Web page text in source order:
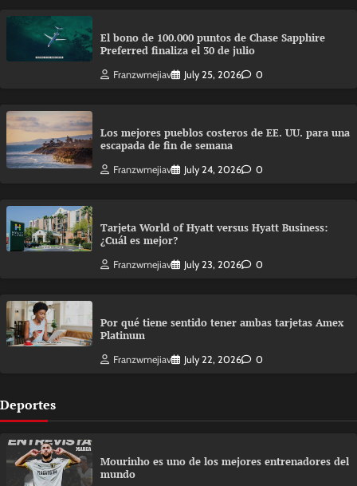
El bono de 100.000 puntos de Chase Sapphire
Preferred finaliza el 30 de julio
Franzwmejiav July 25, 2026 0
Los mejores pueblos costeros de EE. UU. para una
escapada de fin de semana
Franzwmejiav July 24, 2026 0
Tarjeta World of Hyatt versus Hyatt Business:
¿Cuál es mejor?
Franzwmejiav July 23, 2026 0
Por qué tiene sentido tener ambas tarjetas Amex
Platinum
Franzwmejiav July 22, 2026 0
Deportes
Mourinho es uno de los mejores entrenadores del
mundo